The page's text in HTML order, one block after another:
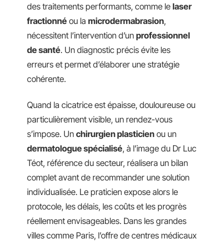
des traitements performants, comme le laser
fractionné ou la microdermabrasion,
nécessitent l’intervention d’un professionnel
de santé. Un diagnostic précis évite les
erreurs et permet d’élaborer une stratégie
cohérente.
Quand la cicatrice est épaisse, douloureuse ou
particulièrement visible, un rendez-vous
s’impose. Un chirurgien plasticien ou un
dermatologue spécialisé, à l’image du Dr Luc
Téot, référence du secteur, réalisera un bilan
complet avant de recommander une solution
individualisée. Le praticien expose alors le
protocole, les délais, les coûts et les progrès
réellement envisageables. Dans les grandes
villes comme Paris, l’offre de centres médicaux